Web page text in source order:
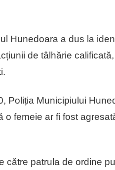
Hunedoara a dus la
de tâlhărie
Poliția Municipiului
o femeie ar fi fost
către patrula de ordine